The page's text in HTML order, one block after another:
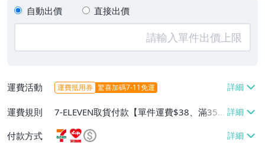
自動出價 直接出價
運費活動 運費抵用券 驚喜加碼7-11免運
運費規則
7-ELEVEN取貨付款【單件運費$38、滿35
件或消費滿$900免運費】、萊爾富取貨付
款【單件運費$60、滿10件或消費滿$999
付款方式